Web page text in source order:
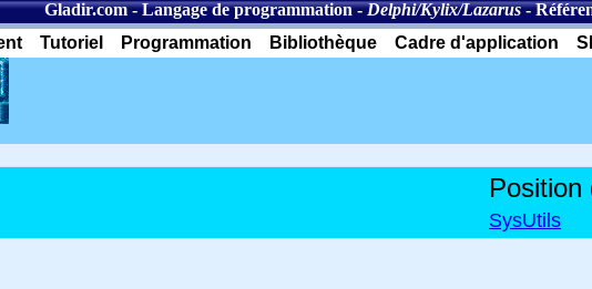
Gladir.com-Langage de programmation-Delphi/Kylix/Lazarus-
Tutoriel Programmation Bibliothèque Cadre d'application
Position
SysUtils